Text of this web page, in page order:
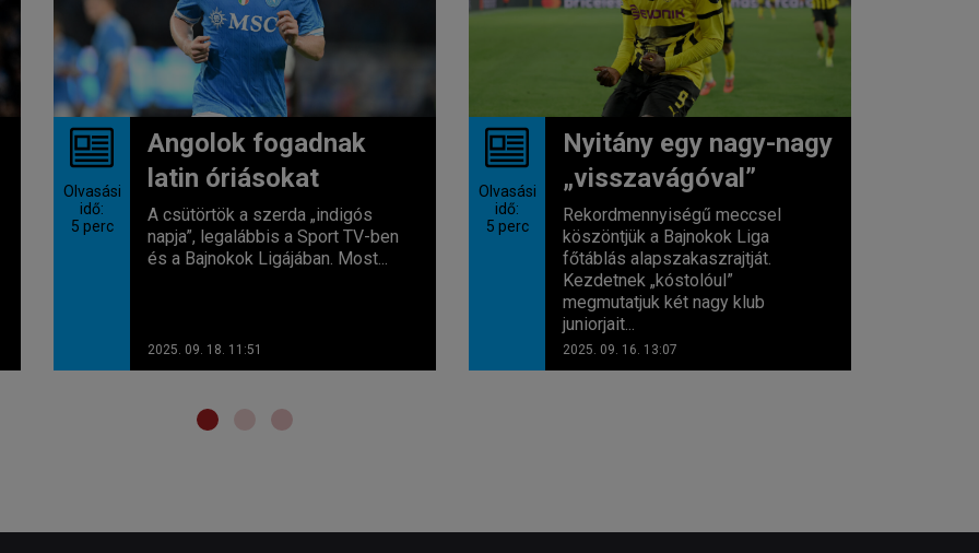
Olvasási
idő:
5 perc
Angolok fogadnak
latin óriásokat
A csütörtök a szerda „indigós
napja”, legalábbis a Sport TV-ben
és a Bajnokok Ligájában. Most...
2025. 09. 18. 11:51
Olvasási
idő:
5 perc
Nyitány egy nagy-nagy
„visszavágóval”
Rekordmennyiségű meccsel
köszöntjük a Bajnokok Liga
főtáblás alapszakaszrajtját.
Kezdetnek „kóstolóul”
megmutatjuk két nagy klub
juniorjait...
2025. 09. 16. 13:07